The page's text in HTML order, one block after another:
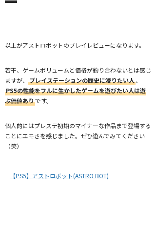
以上がアストロボットのプレイレビューになります。
若干、ゲームボリュームと価格が釣り合わないとは感じ
ますが、
プレイステーションの歴史に浸りたい人、
PS5の性能をフルに生かしたゲームを遊びたい人は遊
ぶ価値ありです。
個人的にはプレステ初期のマイナーな作品まで登場する
ことにエモさを感じました。ぜひ遊んでみてください
（笑）
【PS5】アストロボット(ASTRO BOT)